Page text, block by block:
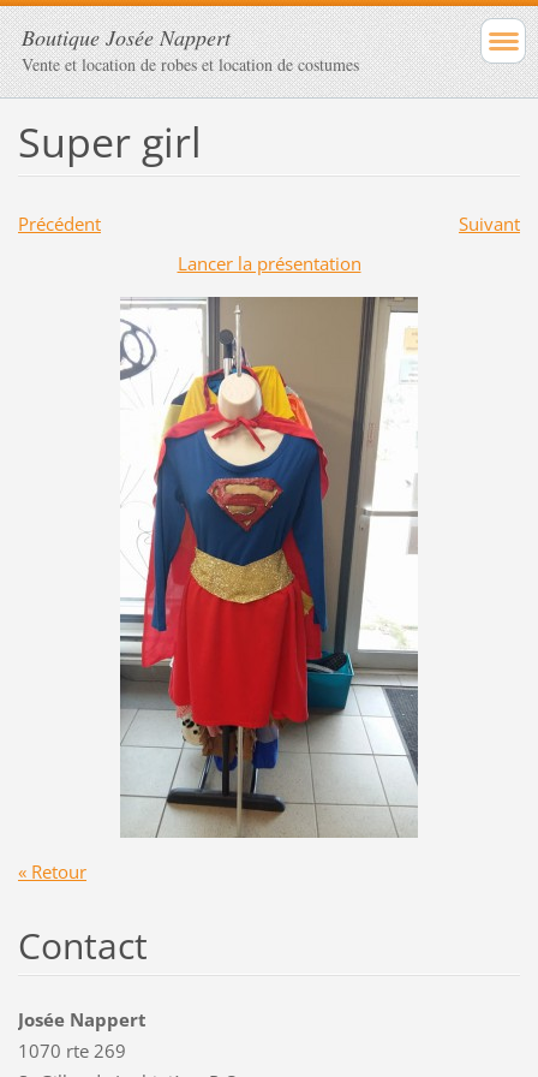
Boutique Josée Nappert
Vente et location de robes et location de costumes
Super girl
Précédent
Suivant
Lancer la présentation
« Retour
Contact
Josée Nappert
1070 rte 269